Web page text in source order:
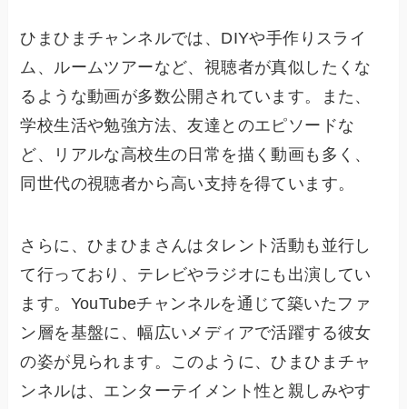
ひまひまチャンネルでは、DIYや手作りスライ
ム、ルームツアーなど、視聴者が真似したくな
るような動画が多数公開されています。また、
学校生活や勉強方法、友達とのエピソードな
ど、リアルな高校生の日常を描く動画も多く、
同世代の視聴者から高い支持を得ています。
さらに、ひまひまさんはタレント活動も並行し
て行っており、テレビやラジオにも出演してい
ます。YouTubeチャンネルを通じて築いたファ
ン層を基盤に、幅広いメディアで活躍する彼女
の姿が見られます。このように、ひまひまチャ
ンネルは、エンターテイメント性と親しみやす